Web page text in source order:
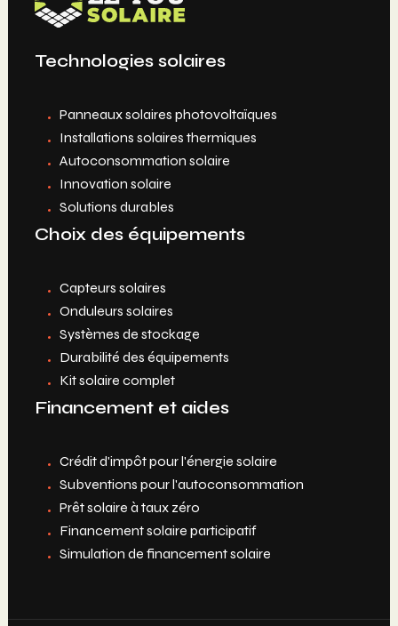
Technologies solaires
Panneaux solaires photovoltaïques
Installations solaires thermiques
Autoconsommation solaire
Innovation solaire
Solutions durables
Choix des équipements
Capteurs solaires
Onduleurs solaires
Systèmes de stockage
Durabilité des équipements
Kit solaire complet
Financement et aides
Crédit d'impôt pour l'énergie solaire
Subventions pour l'autoconsommation
Prêt solaire à taux zéro
Financement solaire participatif
Simulation de financement solaire